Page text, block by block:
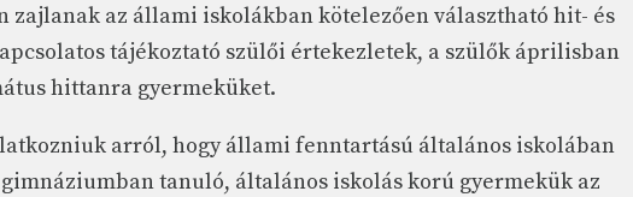
zajlanak az állami iskolákban kötelezően választható hit- és
tájékoztató szülői értekezletek, a szülők áprilisban
hittanra gyermeküket.
arról, hogy állami fenntartású általános iskolában
tanuló, általános iskolás korú gyermekük az